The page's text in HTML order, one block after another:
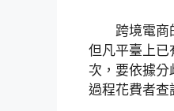
跨境電商
但凡平臺上已
次，要依據分
過程花費者查